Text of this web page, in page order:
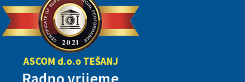
ASCOM d.o.o TEŠANJ